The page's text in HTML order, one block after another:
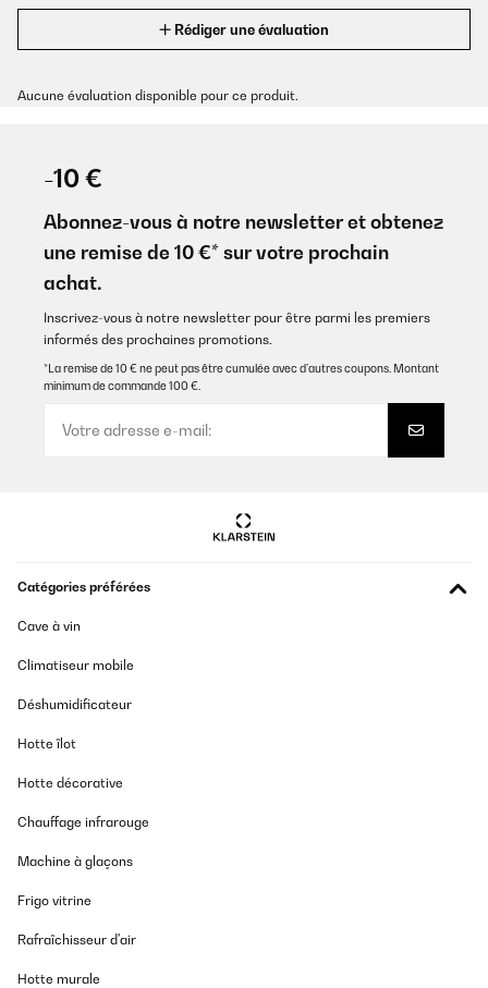
Rédiger une évaluation
Aucune évaluation disponible pour ce produit.
-10 €
Abonnez-vous à notre newsletter et obtenez
une remise de 10 €* sur votre prochain
achat.
Inscrivez-vous à notre newsletter pour être parmi les premiers
informés des prochaines promotions.
*La remise de 10 € ne peut pas être cumulée avec d’autres coupons. Montant
minimum de commande 100 €.
Catégories préférées
Cave à vin
Climatiseur mobile
Déshumidificateur
Hotte îlot
Hotte décorative
Chauffage infrarouge
Machine à glaçons
Frigo vitrine
Rafraîchisseur d'air
Hotte murale